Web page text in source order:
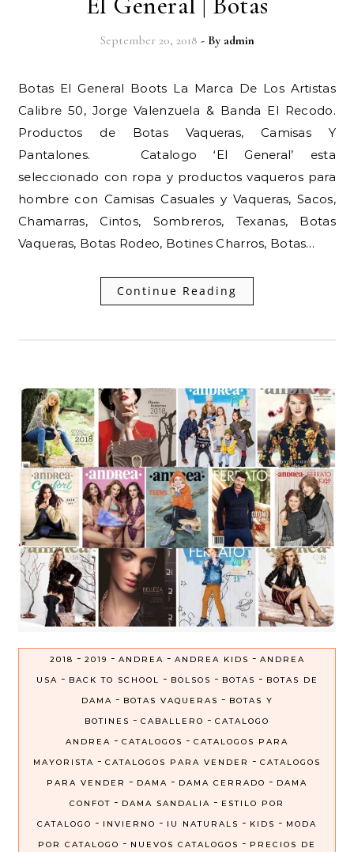
September 20, 2018 - By admin
Botas El General Boots La Marca De Los Artistas
Calibre 50, Jorge Valenzuela & Banda El Recodo.
Productos de Botas Vaqueras, Camisas Y
Pantalones. Catalogo ‘El General’ esta
seleccionado con ropa y productos vaqueros para
hombre con Camisas Casuales y Vaqueras, Sacos,
Chamarras, Cintos, Sombreros, Texanas, Botas
Vaqueras, Botas Rodeo, Botines Charros, Botas…
Continue Reading
2018 - 2019 - ANDREA - ANDREA KIDS - ANDREA
USA - BACK TO SCHOOL - BOLSOS - BOTAS - BOTAS DE
DAMA - BOTAS VAQUERAS - BOTAS Y
BOTINES - CABALLERO - CATALOGO
ANDREA - CATALOGOS - CATALOGOS PARA
MAYORISTA - CATALOGOS PARA VENDER - CATALOGOS
PARA VENDER
- DAMA - DAMA CERRADO - DAMA
CONFOT - DAMA SANDALIA - ESTILO POR
CATALOGO - INVIERNO - IU NATURALS - KIDS - MODA
POR CATALOGO - NUEVOS CATALOGOS - PRECIOS DE